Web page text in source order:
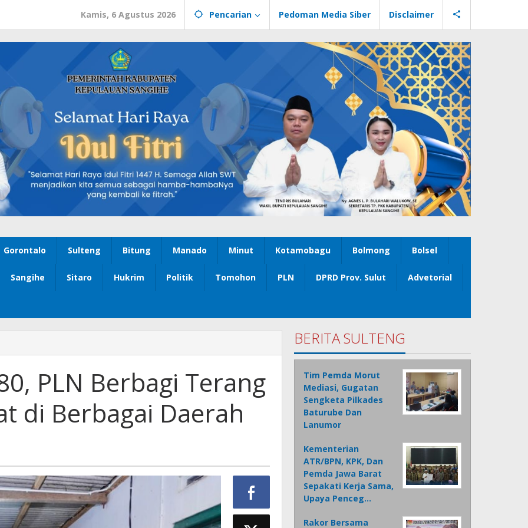
Kamis, 6 Agustus 2026 Pencarian Pedoman Media Siber Disclaimer
Gorontalo Sulteng Bitung Manado Minut Kotamobagu Bolmong Bolsel
Sangihe Sitaro Hukrim Politik Tomohon PLN DPRD Prov. Sulut Advetorial
PLN Berbagi Terang
di Berbagai Daerah
BERITA SULTENG
Tim Pemda Morut
Mediasi, Gugatan
Sengketa Pilkades
Baturube Dan
Lanumor
Kementerian
ATR/BPN, KPK, Dan
Pemda Jawa Barat
Sepakati Kerja Sama,
Upaya Penceg…
Rakor Bersama